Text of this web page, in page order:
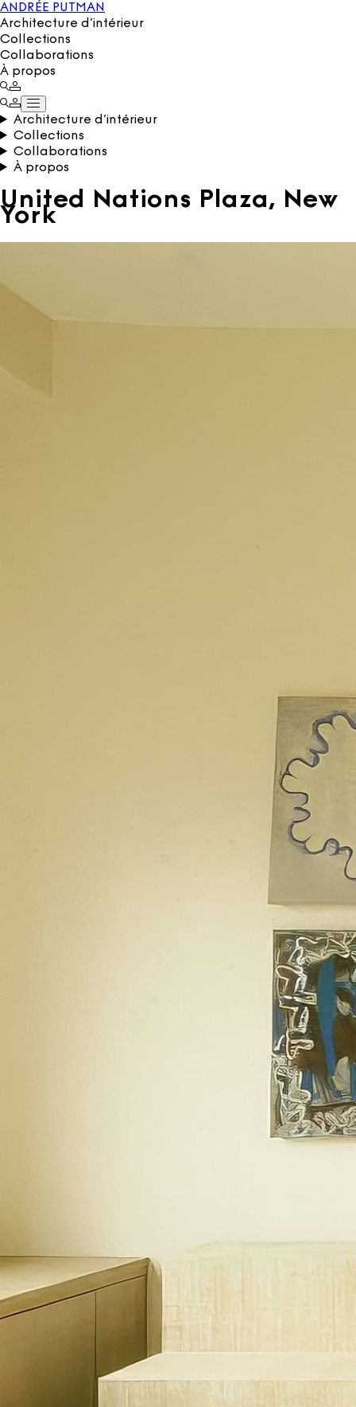
ANDRÉE PUTMAN
Architecture d’intérieur
Collections
Collaborations
À propos
Architecture d’intérieur
Collections
Collaborations
À propos
United Nations Plaza, New
York